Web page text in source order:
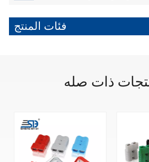
فئات المنتج
ذات صله